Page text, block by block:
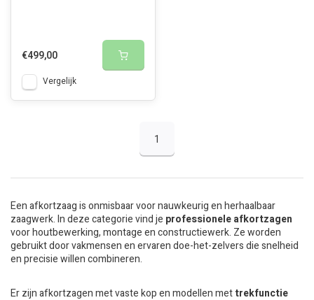
€499,00
Vergelijk
1
Een afkortzaag is onmisbaar voor nauwkeurig en herhaalbaar
zaagwerk. In deze categorie vind je professionele afkortzagen
voor houtbewerking, montage en constructiewerk. Ze worden
gebruikt door vakmensen en ervaren doe-het-zelvers die snelheid
en precisie willen combineren.
Er zijn afkortzagen met vaste kop en modellen mettrekfunctie